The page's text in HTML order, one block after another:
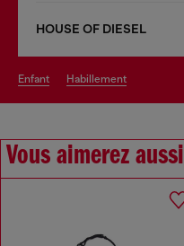
HOUSE OF DIESEL
enfant habillement
Vous aimerez aussi